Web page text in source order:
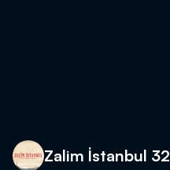
Zalim İstanbul